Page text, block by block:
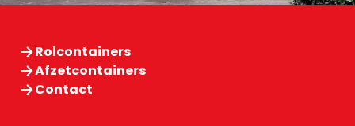
Rolcontainers
Afzetcontainers
Contact